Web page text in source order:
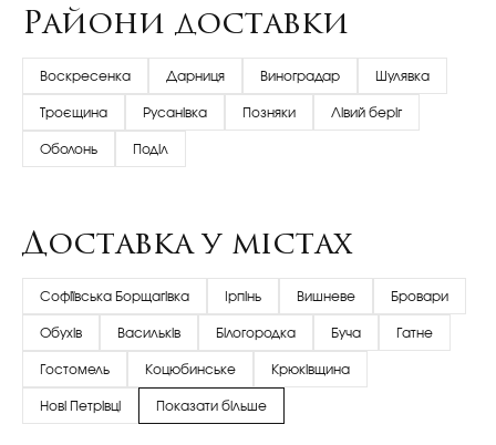
Райони доставки
Воскресенка Дарниця Виноградар Шулявка
Троєщина Русанівка Позняки Лівий беріг
Оболонь Поділ
Доставка у містах
Софіївська Борщагівка Ірпінь Вишневе Бровари
Обухів Васильків Білогородка Буча Гатне
Гостомель Коцюбинське Крюківщина
Нові Петрівці Показати більше